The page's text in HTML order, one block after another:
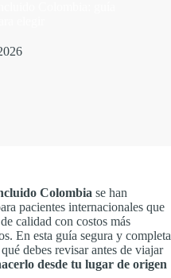
Colombia se han
pacientes internacionales que
calidad con costos más
En esta guía segura y completa
qué debes revisar antes de viajar
desde tu lugar de origen